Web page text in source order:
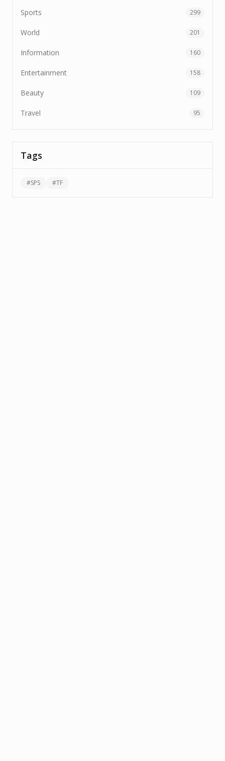
Sports 299
World 201
Information 160
Entertainment 158
Beauty 109
Travel 95
Tags
#SPS #TF